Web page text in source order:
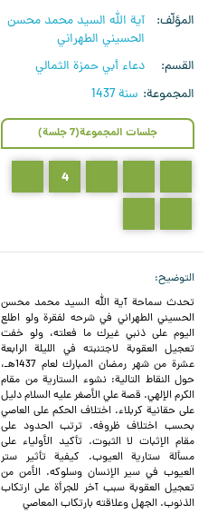
المؤلّف
آية الله السيد محمد محسن
الحسيني الطهراني
القسم
دعاء أبي حمزة الثمالي
المجموعة سنة 1437
جلسات المجموعة(7 جلسة)
4
التوضيح
تحدث سماحة آية الله السيد محمد محسن
الحسيني الطهراني في شرحه لفقرة ولو اطلع
اليوم على ذنبي غيرك ما فعلته، ولو خفت
تعجيل العقوبة لاجتنبته في الليلة الرابعة
عشرة من شهر رمضان المبارك لعام 1437هـ،
حول النقاط التالية: نشوء الستارية من مقام
الكرم الإلهي. قصة علي الأصغر عليه السلام دليل
على حقانية كربلاء. اختلاف الحكم على العاصي
بحسب اختلاف ظروفه. ترتب الحدود على
مقام الإثبات لا الثبوت. تأكيد الأولياء على
مسألة ستارية العيوب. كيفية تأثير ستر
العيوب في سير الإنسان وسلوكه. الأمن من
تعجيل العقوبة سبب آخر للجرأة على ارتكاب
الذنوب. الجهل وعلاقته بارتكاب المعاصي